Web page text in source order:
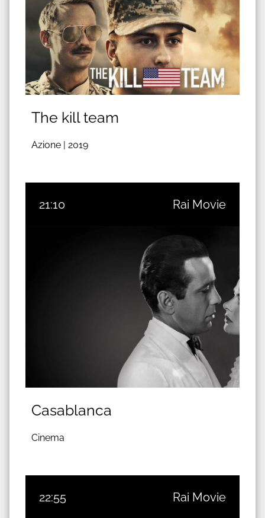
The kill team
Azione | 2019
21:10 Rai Movie
Casablanca
Cinema
22:55 Rai Movie